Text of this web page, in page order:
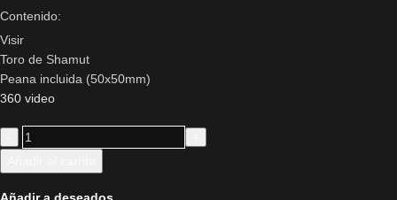
Contenido:
Visir
Toro de Shamut
Peana incluida (50x50mm)
360 video
Añadir a deseados